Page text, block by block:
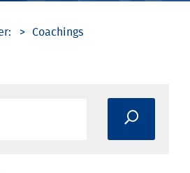
Coachings